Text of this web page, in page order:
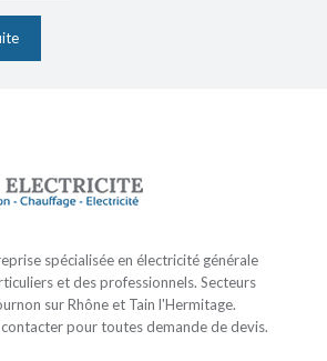
spécialisée en électricité générale
et des professionnels. Secteurs
sur Rhône et Tain l'Hermitage.
pour toutes demande de devis.